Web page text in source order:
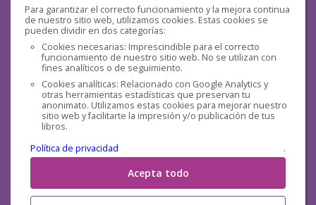
Para garantizar el correcto funcionamiento y la mejora continua
de nuestro sitio web, utilizamos cookies. Estas cookies se
pueden dividir en dos categorías:
Cookies necesarias: Imprescindible para el correcto
funcionamiento de nuestro sitio web. No se utilizan con
fines analíticos o de seguimiento.
Cookies analíticas: Relacionado con Google Analytics y
otras herramientas estadísticas que preservan tu
anonimato. Utilizamos estas cookies para mejorar nuestro
sitio web y facilitarte la impresión y/o publicación de tus
libros.
Política de privacidad
.
Acepta todo
Seguridad
Redes sociales